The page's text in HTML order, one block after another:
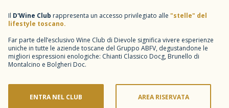
Il D'Wine Club rappresenta un accesso privilegiato alle "stelle" del
lifestyle toscano.
Far parte dell’esclusivo Wine Club di Dievole significa vivere esperienze
uniche in tutte le aziende toscane del Gruppo ABFV, degustandone le
migliori espressioni enologiche: Chianti Classico Docg, Brunello di
Montalcino e Bolgheri Doc.
ENTRA NEL CLUB AREA RISERVATA